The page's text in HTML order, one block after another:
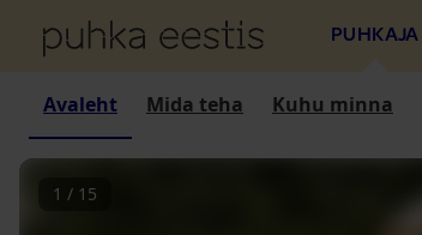
PUHKAJA
Avaleht Mida teha Kuhu minna
1 / 15